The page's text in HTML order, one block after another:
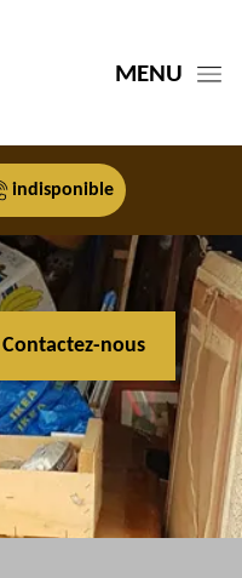
MENU
indisponible
Contactez-nous